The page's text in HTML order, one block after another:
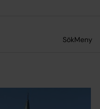
SökMeny